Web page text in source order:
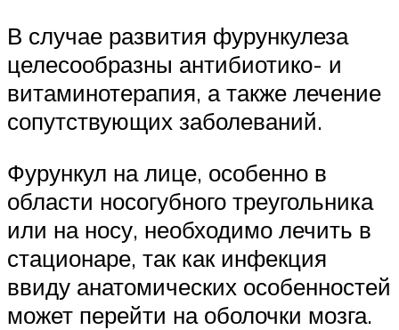
В случае развития фурункулеза
целесообразны антибиотико- и
витаминотерапия, а также лечение
сопутствующих заболеваний.
Фурункул на лице, особенно в
области носогубного треугольника
или на носу, необходимо лечить в
стационаре, так как инфекция
ввиду анатомических особенностей
может перейти на оболочки мозга.